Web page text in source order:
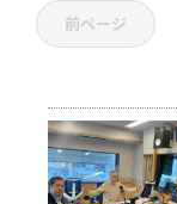
前ページ